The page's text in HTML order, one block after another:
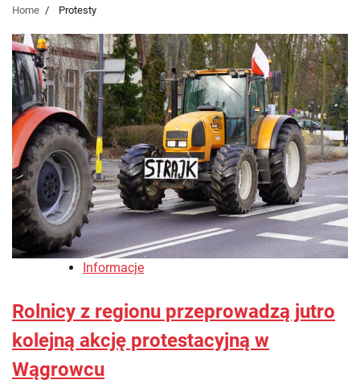
Home Protesty
Informacje
Rolnicy z regionu przeprowadzą jutro
kolejną akcję protestacyjną w
Wągrowcu